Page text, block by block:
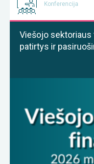
Konferencija
Viešojo sektoriaus
patirtys ir